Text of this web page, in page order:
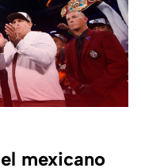
mexicano